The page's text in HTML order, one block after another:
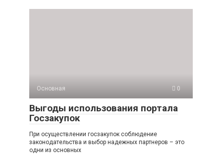
Основная 0
Выгоды использования портала
Госзакупок
При осуществлении госзакупок соблюдение
законодательства и выбор надежных партнеров – это
одни из основных